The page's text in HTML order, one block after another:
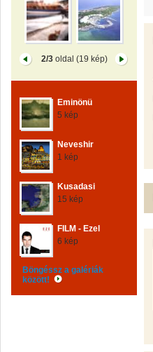
2/3oldal (19 kép)
Eminönü
5 kép
Neveshir
1 kép
Kusadasi
15 kép
FILM - Ezel
6 kép
Böngéssz a galériák
között!